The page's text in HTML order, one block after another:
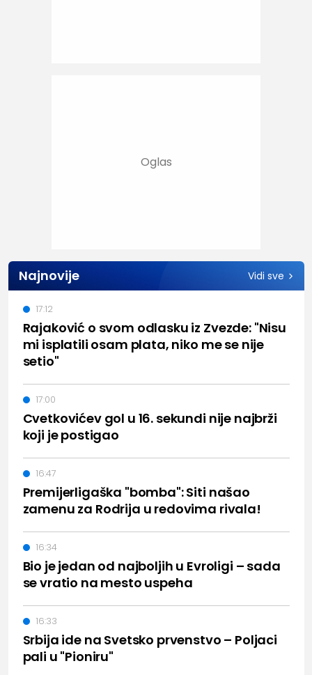
Najnovije Vidi sve
Rajaković o svom odlasku iz Zvezde: "Nisu
mi isplatili osam plata, niko me se nije
setio"
17:12
Cvetkovićev gol u 16. sekundi nije najbrži
koji je postigao
17:00
Premijerligaška "bomba": Siti našao
zamenu za Rodrija u redovima rivala!
16:47
Bio je jedan od najboljih u Evroligi – sada
se vratio na mesto uspeha
16:34
Srbija ide na Svetsko prvenstvo – Poljaci
pali u "Pioniru"
16:33